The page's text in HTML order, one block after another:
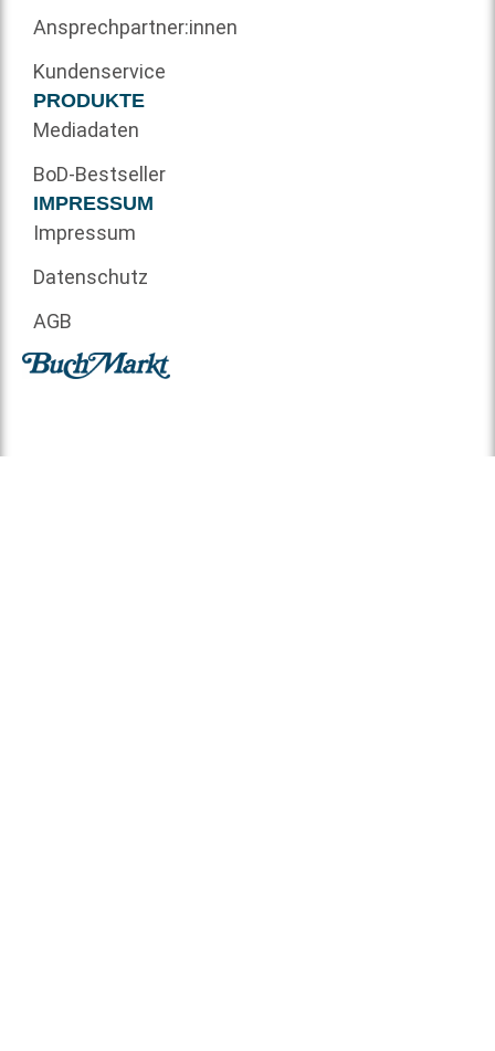
Ansprechpartner:innen
Kundenservice
PRODUKTE
Mediadaten
BoD-Bestseller
IMPRESSUM
Impressum
Datenschutz
AGB